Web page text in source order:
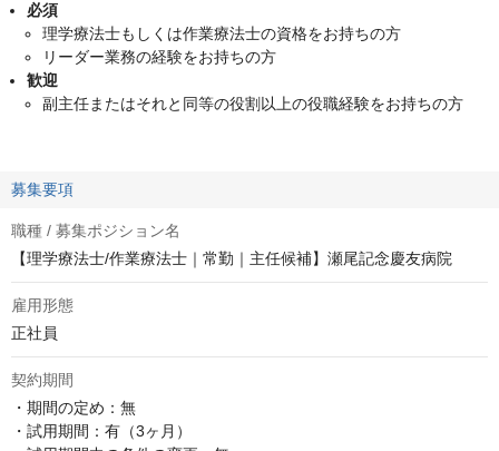
必須
理学療法士もしくは作業療法士の資格をお持ちの方
リーダー業務の経験をお持ちの方
歓迎
副主任またはそれと同等の役割以上の役職経験をお持ちの方
募集要項
職種 / 募集ポジション名
【理学療法士/作業療法士｜常勤｜主任候補】瀬尾記念慶友病院
雇用形態
正社員
契約期間
・期間の定め：無
・試用期間：有（3ヶ月）